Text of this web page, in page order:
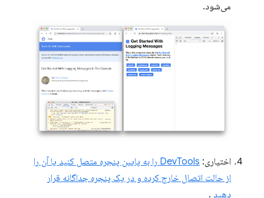
می‌شود.
اختیاری:
DevTools را به پایین پنجره متصل کنید یا آن را
از حالت اتصال خارج کرده و در یک پنجره جداگانه قرار
دهید .